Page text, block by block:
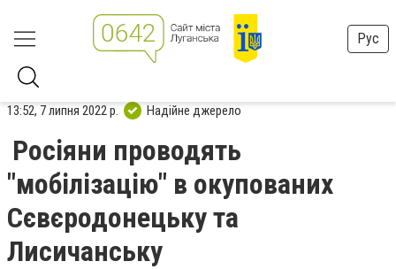
Рус
13:52, 7 липня 2022 р. Надійне джерело
Росіяни проводять
"мобілізацію" в окупованих
Сєвєродонецьку та
Лисичанську